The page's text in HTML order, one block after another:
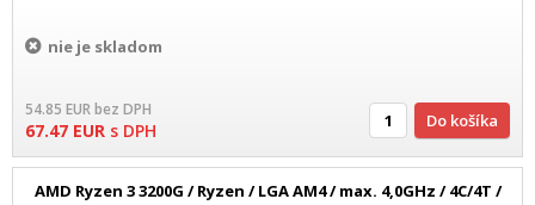
nie je skladom
54.85 EURbez DPH
67.47 EUR s DPH Do košíka
AMD Ryzen 3 3200G / Ryzen / LGA AM4 / max. 4,0GHz / 4C/4T /